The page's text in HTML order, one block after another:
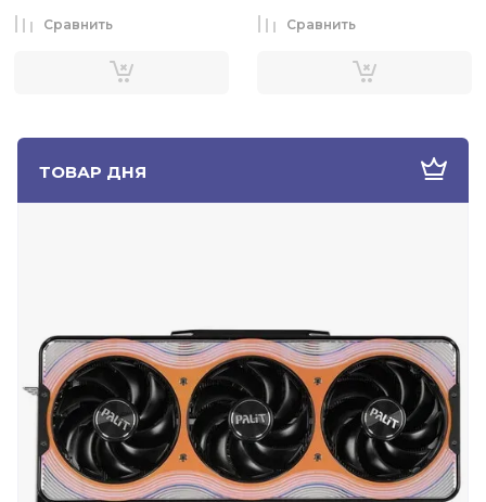
ТОВАР ДНЯ
Сравнить Сравнить